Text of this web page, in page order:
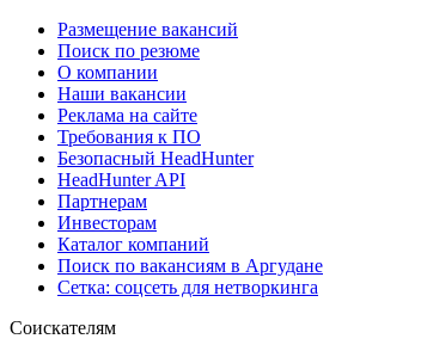
Размещение вакансий
Поиск по резюме
О компании
Наши вакансии
Реклама на сайте
Требования к ПО
Безопасный HeadHunter
HeadHunter API
Партнерам
Инвесторам
Каталог компаний
Поиск по вакансиям в Аргудане
Сетка: соцсеть для нетворкинга
Соискателям